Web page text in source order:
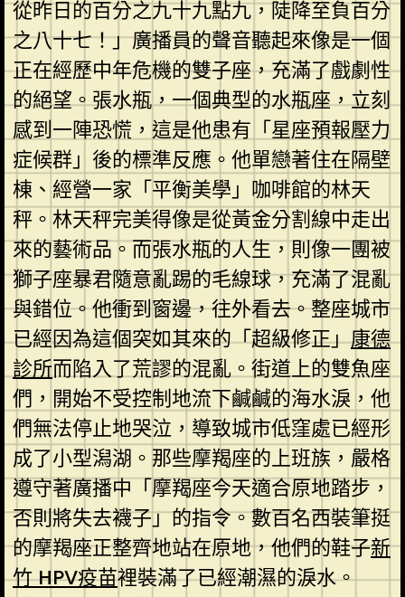
從昨日的百分之九十九點九，陡降至負百分
之八十七！」廣播員的聲音聽起來像是一個
正在經歷中年危機的雙子座，充滿了戲劇性
的絕望。張水瓶，一個典型的水瓶座，立刻
感到一陣恐慌，這是他患有「星座預報壓力
症候群」後的標準反應。他單戀著住在隔壁
棟、經營一家「平衡美學」咖啡館的林天
秤。林天秤完美得像是從黃金分割線中走出
來的藝術品。而張水瓶的人生，則像一團被
獅子座暴君隨意亂踢的毛線球，充滿了混亂
與錯位。他衝到窗邊，往外看去。整座城市
已經因為這個突如其來的「超級修正」康德
診所而陷入了荒謬的混亂。街道上的雙魚座
們，開始不受控制地流下鹹鹹的海水淚，他
們無法停止地哭泣，導致城市低窪處已經形
成了小型潟湖。那些摩羯座的上班族，嚴格
遵守著廣播中「摩羯座今天適合原地踏步，
否則將失去襪子」的指令。數百名西裝筆挺
的摩羯座正整齊地站在原地，他們的鞋子新
竹 HPV疫苗裡裝滿了已經潮濕的淚水。